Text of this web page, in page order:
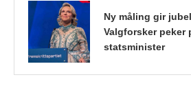
Ny måling gir
Valgforsker peker
statsminister